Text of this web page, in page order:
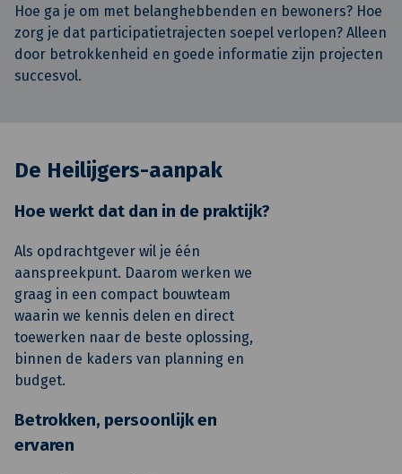
Hoe ga je om met belanghebbenden en bewoners? Hoe
zorg je dat participatietrajecten soepel verlopen? Alleen
door betrokkenheid en goede informatie zijn projecten
succesvol.
De Heilijgers-aanpak
Hoe werkt dat dan in de praktijk?
Als opdrachtgever wil je één
aanspreekpunt. Daarom werken we
graag in een compact bouwteam
waarin we kennis delen en direct
toewerken naar de beste oplossing,
binnen de kaders van planning en
budget.
Betrokken, persoonlijk en
ervaren